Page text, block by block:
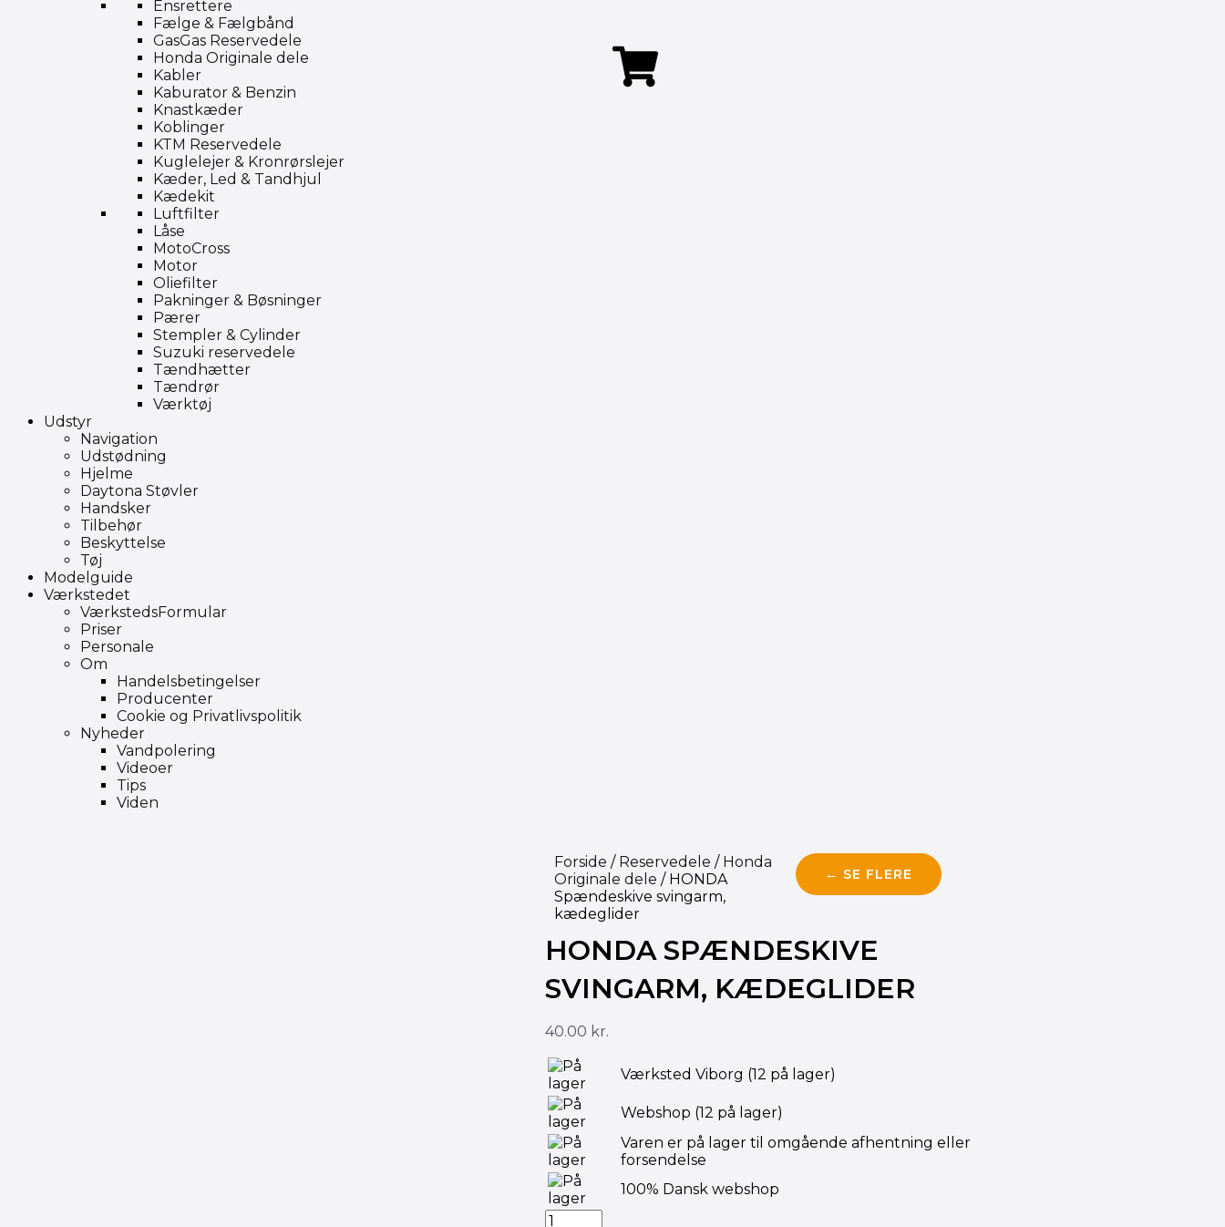
Ensrettere
Fælge & Fælgbånd
GasGas Reservedele
Honda Originale dele
Kabler
Kaburator & Benzin
Knastkæder
Koblinger
KTM Reservedele
Kuglelejer & Kronrørslejer
Kæder, Led & Tandhjul
Kædekit
Luftfilter
Låse
MotoCross
Motor
Oliefilter
Pakninger & Bøsninger
Pærer
Stempler & Cylinder
Suzuki reservedele
Tændhætter
Tændrør
Værktøj
Udstyr
Navigation
Udstødning
Hjelme
Daytona Støvler
Handsker
Tilbehør
Beskyttelse
Tøj
Modelguide
Værkstedet
VærkstedsFormular
Priser
Personale
Om
Handelsbetingelser
Producenter
Cookie og Privatlivspolitik
Nyheder
Vandpolering
Videoer
Tips
Viden
Forside / Reservedele / Honda
Originale dele / HONDA
Spændeskive svingarm,
kædeglider
← SE FLERE
HONDA SPÆNDESKIVE
SVINGARM, KÆDEGLIDER
40.00 kr.
Værksted Viborg (12 på lager)
Webshop (12 på lager)
Varen er på lager til omgående afhentning eller
forsendelse
100% Dansk webshop
HONDA
Spændeskive
svingarm,
kædeglider
antal